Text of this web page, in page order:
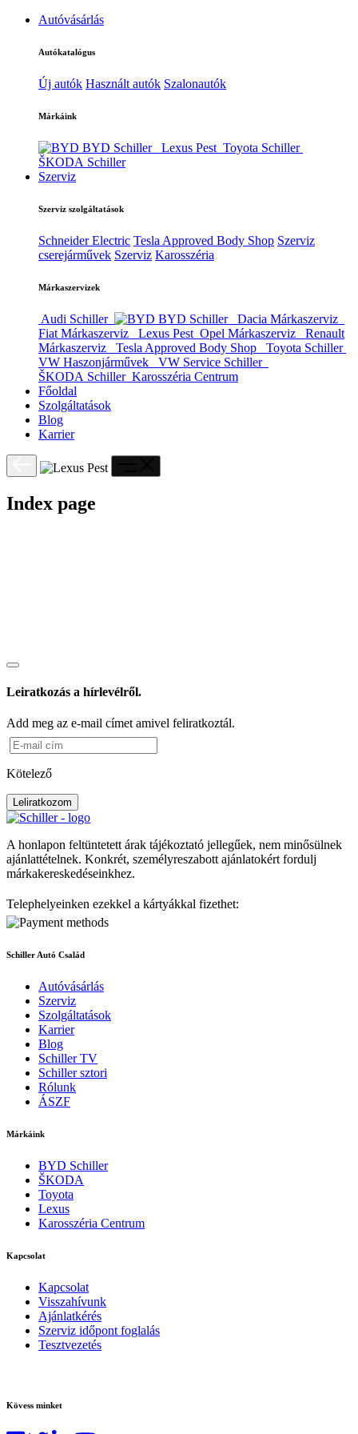
Autóvásárlás
Autókatalógus
Új autók Használt autók Szalonautók
Márkáink
BYD Schiller Lexus Pest Toyota Schiller
ŠKODA Schiller
Szerviz
Szerviz szolgáltatások
Schneider Electric Tesla Approved Body Shop Szerviz
cserejárművek Szerviz Karosszéria
Márkaszervizek
Audi Schiller BYD Schiller
Dacia Márkaszerviz
Fiat Márkaszerviz
Lexus Pest Opel Márkaszerviz
Renault
Márkaszerviz
Tesla Approved Body Shop
Toyota Schiller
VW Haszonjárművek
VW Service Schiller
ŠKODA Schiller Karosszéria Centrum
Főoldal
Szolgáltatások
Blog
Karrier
Index page
Leiratkozás a hírlevélről.
Add meg az e-mail címet amivel feliratkoztál.
Kötelező
Leliratkozom
A honlapon feltüntetett árak tájékoztató jellegűek, nem minősülnek
ajánlattételnek. Konkrét, személyreszabott ajánlatokért fordulj
márkakereskedéseinkhez.
Telephelyeinken ezekkel a kártyákkal fizethet:
Schiller Autó Család
Autóvásárlás
Szerviz
Szolgáltatások
Karrier
Blog
Schiller TV
Schiller sztori
Rólunk
ÁSZF
Márkáink
BYD Schiller
ŠKODA
Toyota
Lexus
Karosszéria Centrum
Kapcsolat
Kapcsolat
Visszahívunk
Ajánlatkérés
Szerviz időpont foglalás
Tesztvezetés
Kövess minket